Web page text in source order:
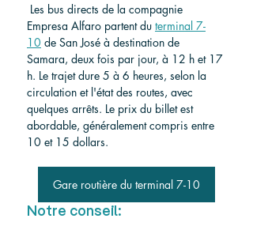
Les bus directs de la compagnie
Empresa Alfaro partent du terminal 7-
10 de San José à destination de
Samara, deux fois par jour, à 12 h et 17
h. Le trajet dure 5 à 6 heures, selon la
circulation et l'état des routes, avec
quelques arrêts. Le prix du billet est
abordable, généralement compris entre
10 et 15 dollars.
Gare routière du terminal 7-10
Notre conseil: